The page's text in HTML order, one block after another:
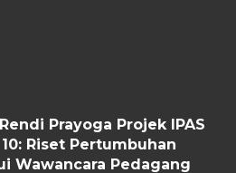
Prayoga Projek IPAS
10: Riset Pertumbuhan
Wawancara Pedagang